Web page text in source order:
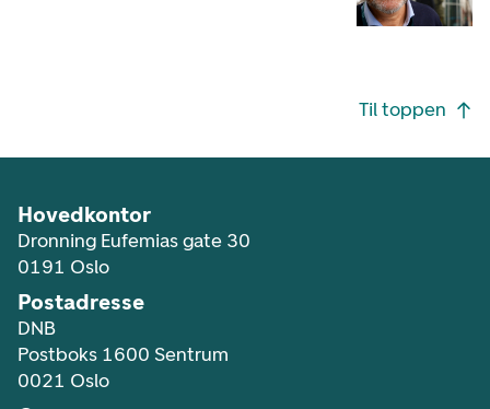
Til toppen
Hovedkontor
Dronning Eufemias gate 30
0191 Oslo
Postadresse
DNB
Postboks 1600 Sentrum
0021 Oslo